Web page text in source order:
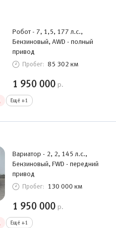
Робот - 7, 1,5, 177 л.с.,
Бензиновый, AWD - полный
привод
Пробег: 85 302 км
1 950 000 р.
Ещё +1
Вариатор - 2, 2, 145 л.с.,
Бензиновый, FWD - передний
привод
Пробег: 130 000 км
1 950 000 р.
Ещё +1